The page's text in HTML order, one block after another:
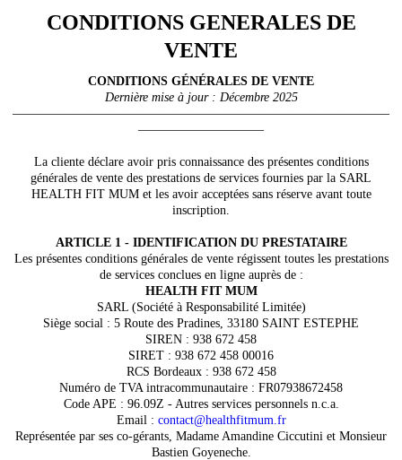
CONDITIONS GENERALES DE
VENTE
CONDITIONS GÉNÉRALES DE VENTE
Dernière mise à jour : Décembre 2025
——————————————————————————————
——————————
La cliente déclare avoir pris connaissance des présentes conditions
générales de vente des prestations de services fournies par la SARL
HEALTH FIT MUM et les avoir acceptées sans réserve avant toute
inscription.
ARTICLE 1 - IDENTIFICATION DU PRESTATAIRE
Les présentes conditions générales de vente régissent toutes les prestations
de services conclues en ligne auprès de :
HEALTH FIT MUM
SARL (Société à Responsabilité Limitée)
Siège social : 5 Route des Pradines, 33180 SAINT ESTEPHE
SIREN : 938 672 458
SIRET : 938 672 458 00016
RCS Bordeaux : 938 672 458
Numéro de TVA intracommunautaire : FR07938672458
Code APE : 96.09Z - Autres services personnels n.c.a.
Email : contact@healthfitmum.fr
Représentée par ses co-gérants, Madame Amandine Ciccutini et Monsieur
Bastien Goyeneche.